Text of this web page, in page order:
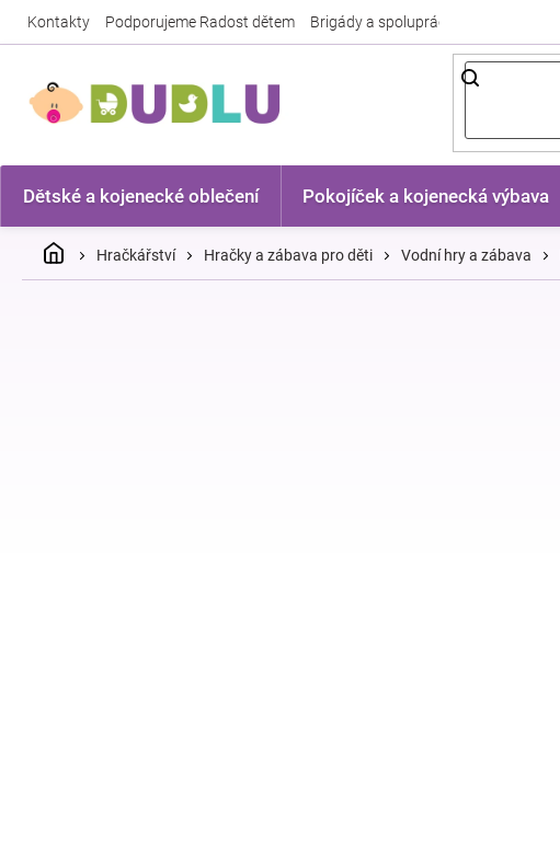
Kontakty Podporujeme Radost dětem Brigády a spolupráce
Dětské a kojenecké oblečení Pokojíček a kojenecká výbava
DomůHračkářství Hračky a zábava pro děti Vodní hry a zábava